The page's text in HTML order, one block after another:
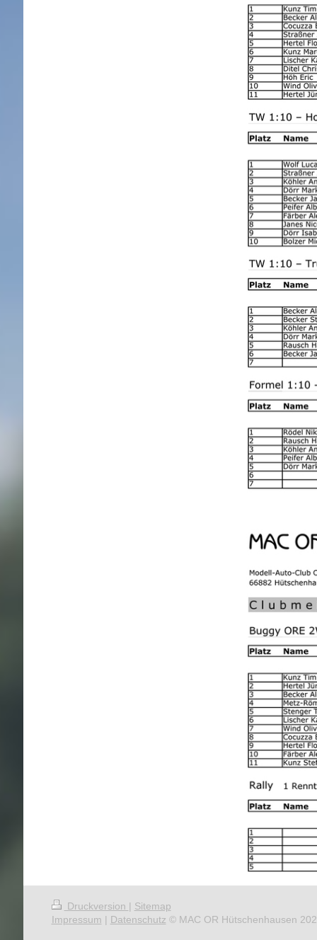
Druckversion | Sitemap
Impressum | Datenschutz © MAC OR Hütschenhausen